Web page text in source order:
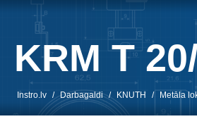
KRM T
Instro.lv / Darbagaldi / KNUTH / Metāla